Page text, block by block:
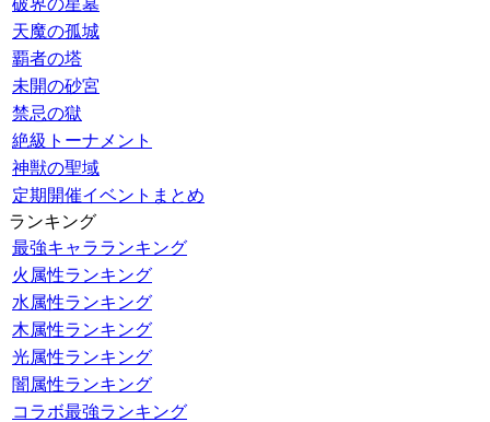
破界の星墓
天魔の孤城
覇者の塔
未開の砂宮
禁忌の獄
絶級トーナメント
神獣の聖域
定期開催イベントまとめ
ランキング
最強キャラランキング
火属性ランキング
水属性ランキング
木属性ランキング
光属性ランキング
闇属性ランキング
コラボ最強ランキング